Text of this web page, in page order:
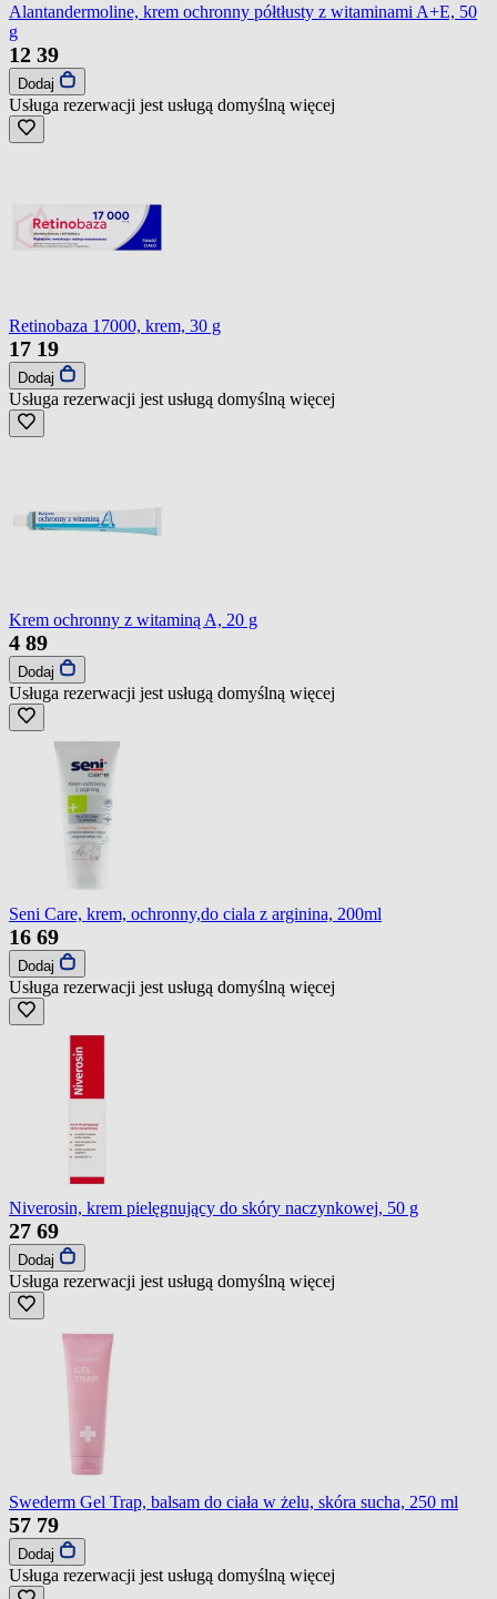
Alantandermoline, krem ochronny półtłusty z witaminami A+E, 50
g
12 39
Dodaj
Usługa rezerwacji jest usługą domyślną więcej
Retinobaza 17000, krem, 30 g
17 19
Dodaj
Usługa rezerwacji jest usługą domyślną więcej
Krem ochronny z witaminą A, 20 g
4 89
Dodaj
Usługa rezerwacji jest usługą domyślną więcej
Seni Care, krem, ochronny,do ciala z arginina, 200ml
16 69
Dodaj
Usługa rezerwacji jest usługą domyślną więcej
Niverosin, krem pielęgnujący do skóry naczynkowej, 50 g
27 69
Dodaj
Usługa rezerwacji jest usługą domyślną więcej
Swederm Gel Trap, balsam do ciała w żelu, skóra sucha, 250 ml
57 79
Dodaj
Usługa rezerwacji jest usługą domyślną więcej